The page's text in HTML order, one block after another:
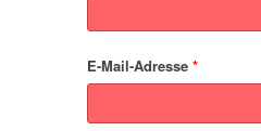
E-Mail-Adresse *